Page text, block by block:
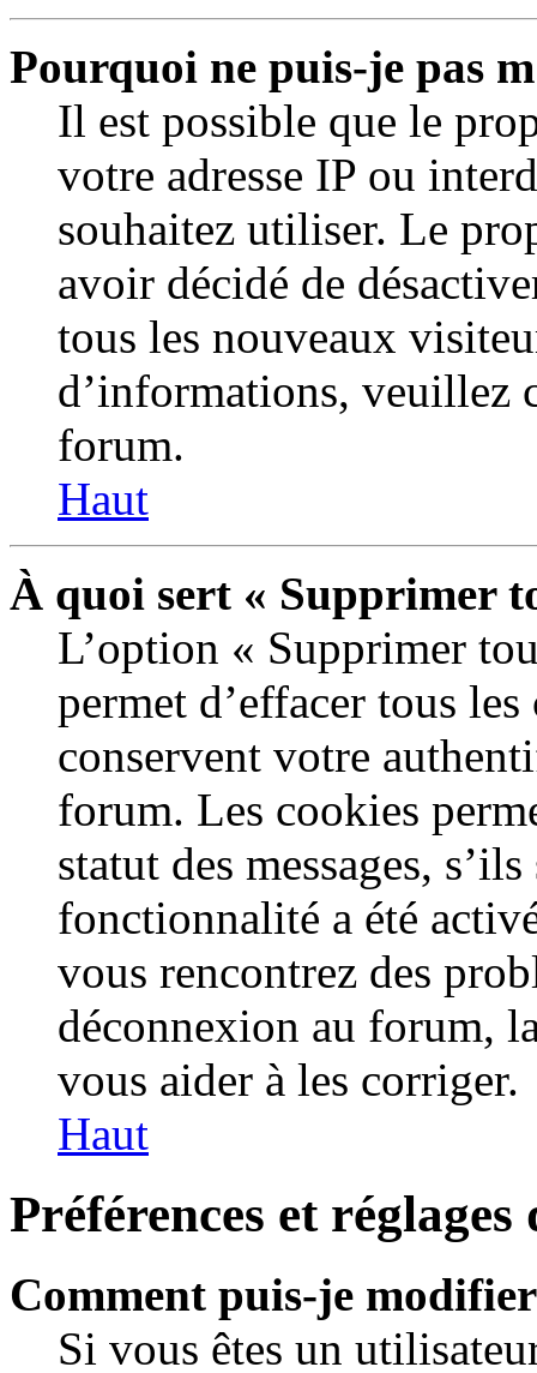
Pourquoi ne puis-je pas
Il est possible que le
votre adresse IP ou
souhaitez utiliser. Le
avoir décidé de
tous les nouveaux
d’informations, veuillez
forum.
Haut
À quoi sert « Supprimer
L’option « Supprimer
permet d’effacer tous
conservent votre
forum. Les cookies
statut des messages,
fonctionnalité a été
vous rencontrez des
déconnexion au forum,
vous aider à les corriger.
Haut
Préférences et
Comment puis-je modifier
Si vous êtes un